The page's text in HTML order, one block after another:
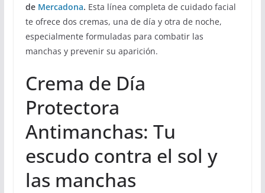
de Mercadona. Esta línea completa de cuidado facial
te ofrece dos cremas, una de día y otra de noche,
especialmente formuladas para combatir las
manchas y prevenir su aparición.
Crema de Día
Protectora
Antimanchas: Tu
escudo contra el sol y
las manchas